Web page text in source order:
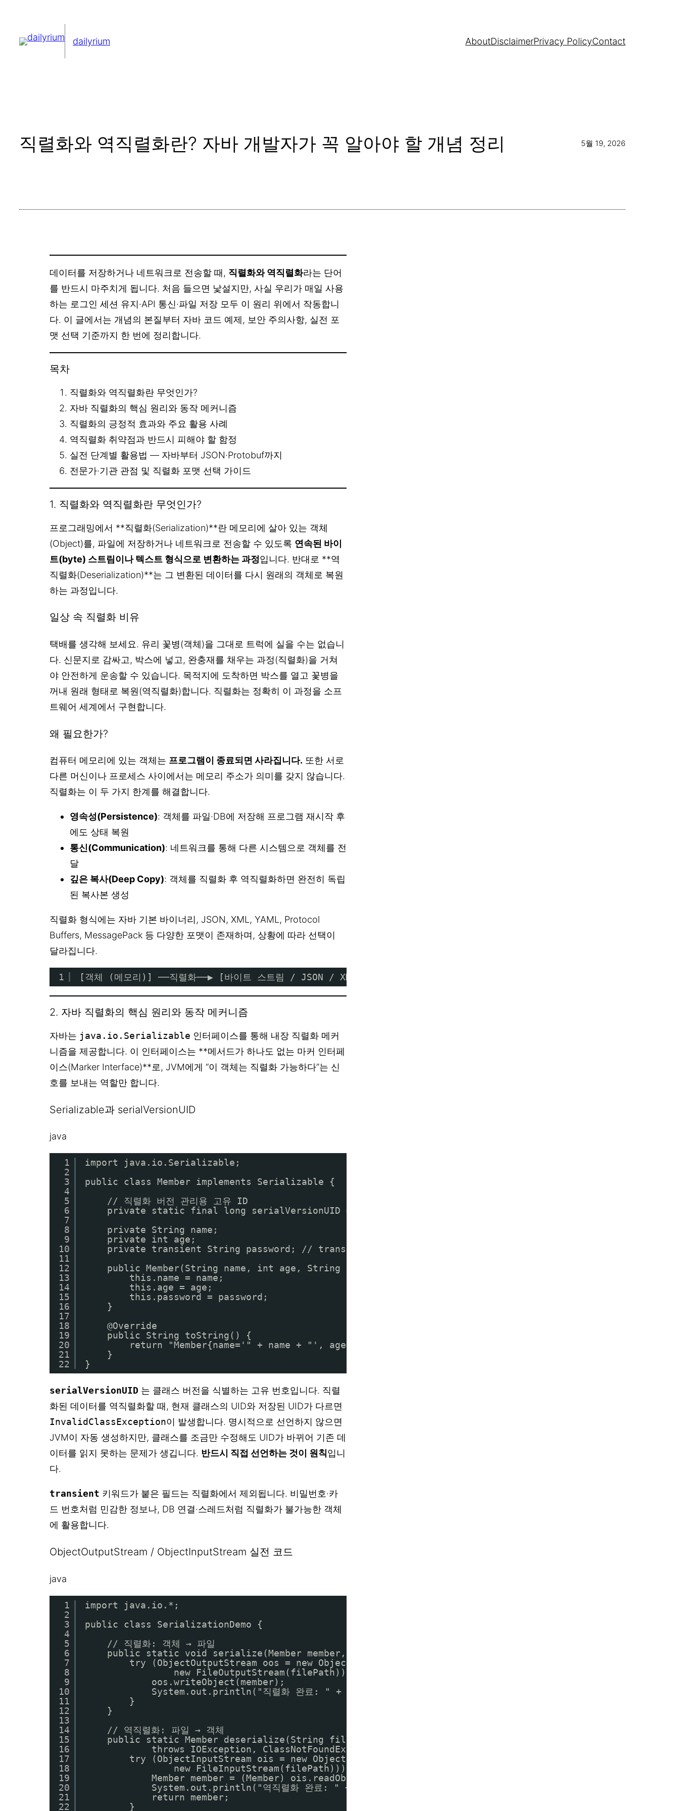
dailyrium AboutDisclaimerPrivacy PolicyContact
직렬화와 역직렬화란? 자바 개발자가 꼭 알아야 할 개념 정리 5월 19, 2026
데이터를 저장하거나 네트워크로 전송할 때, 직렬화와 역직렬화라는 단어
를 반드시 마주치게 됩니다. 처음 들으면 낯설지만, 사실 우리가 매일 사용
하는 로그인 세션 유지·API 통신·파일 저장 모두 이 원리 위에서 작동합니
다. 이 글에서는 개념의 본질부터 자바 코드 예제, 보안 주의사항, 실전 포
맷 선택 기준까지 한 번에 정리합니다.
목차
직렬화와 역직렬화란 무엇인가?
자바 직렬화의 핵심 원리와 동작 메커니즘
직렬화의 긍정적 효과와 주요 활용 사례
역직렬화 취약점과 반드시 피해야 할 함정
실전 단계별 활용법 — 자바부터 JSON·Protobuf까지
전문가·기관 관점 및 직렬화 포맷 선택 가이드
1. 직렬화와 역직렬화란 무엇인가?
프로그래밍에서 **직렬화(Serialization)**란 메모리에 살아 있는 객체
(Object)를, 파일에 저장하거나 네트워크로 전송할 수 있도록 연속된 바이
트(byte) 스트림이나 텍스트 형식으로 변환하는 과정입니다. 반대로 **역
직렬화(Deserialization)**는 그 변환된 데이터를 다시 원래의 객체로 복원
하는 과정입니다.
일상 속 직렬화 비유
택배를 생각해 보세요. 유리 꽃병(객체)을 그대로 트럭에 실을 수는 없습니
다. 신문지로 감싸고, 박스에 넣고, 완충재를 채우는 과정(직렬화)을 거쳐
야 안전하게 운송할 수 있습니다. 목적지에 도착하면 박스를 열고 꽃병을
꺼내 원래 형태로 복원(역직렬화)합니다. 직렬화는 정확히 이 과정을 소프
트웨어 세계에서 구현합니다.
왜 필요한가?
컴퓨터 메모리에 있는 객체는 프로그램이 종료되면 사라집니다. 또한 서로
다른 머신이나 프로세스 사이에서는 메모리 주소가 의미를 갖지 않습니다.
직렬화는 이 두 가지 한계를 해결합니다.
영속성(Persistence): 객체를 파일·DB에 저장해 프로그램 재시작 후
에도 상태 복원
통신(Communication): 네트워크를 통해 다른 시스템으로 객체를 전
달
깊은 복사(Deep Copy): 객체를 직렬화 후 역직렬화하면 완전히 독립
된 복사본 생성
직렬화 형식에는 자바 기본 바이너리, JSON, XML, YAML, Protocol
Buffers, MessagePack 등 다양한 포맷이 존재하며, 상황에 따라 선택이
달라집니다.
1 [객체 (메모리)] ──직렬화──▶ [바이트 스트림 / JSON / XML] ──역직렬화──▶ [객체 복원]
2. 자바 직렬화의 핵심 원리와 동작 메커니즘
자바는 java.io.Serializable 인터페이스를 통해 내장 직렬화 메커
니즘을 제공합니다. 이 인터페이스는 **메서드가 하나도 없는 마커 인터페
이스(Marker Interface)**로, JVM에게 “이 객체는 직렬화 가능하다”는 신
호를 보내는 역할만 합니다.
Serializable과 serialVersionUID
java
1
2
3
4
5
6
7
8
9
10
11
12
13
14
15
16
17
18
19
20
21
22
import java.io.Serializable;
public class Member implements Serializable {
// 직렬화 버전 관리용 고유 ID
private static final long serialVersionUID = 1L;
private String name;
private int age;
private transient String password; // transient: 직렬화 제외
public Member(String name, int age, String password) {
this.name = name;
this.age = age;
this.password = password;
}
@Override
public String toString() {
return "Member{name='" + name + "', age=" + age + ", password='" + password + "'}";
}
}
serialVersionUID 는 클래스 버전을 식별하는 고유 번호입니다. 직렬
화된 데이터를 역직렬화할 때, 현재 클래스의 UID와 저장된 UID가 다르면
InvalidClassException이 발생합니다. 명시적으로 선언하지 않으면
JVM이 자동 생성하지만, 클래스를 조금만 수정해도 UID가 바뀌어 기존 데
이터를 읽지 못하는 문제가 생깁니다. 반드시 직접 선언하는 것이 원칙입니
다.
transient 키워드가 붙은 필드는 직렬화에서 제외됩니다. 비밀번호·카
드 번호처럼 민감한 정보나, DB 연결·스레드처럼 직렬화가 불가능한 객체
에 활용합니다.
ObjectOutputStream / ObjectInputStream 실전 코드
java
1
2
3
4
5
6
7
8
9
10
11
12
13
14
15
16
17
18
19
20
21
22
import java.io.*;
public class SerializationDemo {
// 직렬화: 객체 → 파일
public static void serialize(Member member, String filePath) throws IOException {
try (ObjectOutputStream oos = new ObjectOutputStream(
new FileOutputStream(filePath))) {
oos.writeObject(member);
System.out.println("직렬화 완료: " + filePath);
}
}
// 역직렬화: 파일 → 객체
public static Member deserialize(String filePath)
throws IOException, ClassNotFoundException {
try (ObjectInputStream ois = new ObjectInputStream(
new FileInputStream(filePath))) {
Member member = (Member) ois.readObject();
System.out.println("역직렬화 완료: " + member);
return member;
}